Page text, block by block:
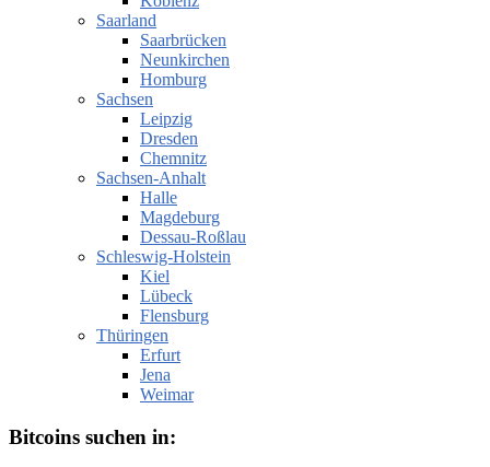
Saarland
Saarbrücken
Neunkirchen
Homburg
Sachsen
Leipzig
Dresden
Chemnitz
Sachsen-Anhalt
Halle
Magdeburg
Dessau-Roßlau
Schleswig-Holstein
Kiel
Lübeck
Flensburg
Thüringen
Erfurt
Jena
Weimar
Bitcoins suchen in: